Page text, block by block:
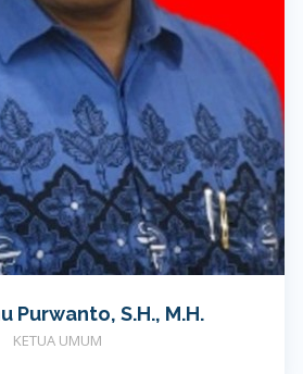
Purwanto, S.H., M.H.
KETUA UMUM